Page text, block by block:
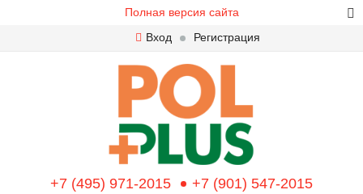
Полная версия сайта
Вход
Регистрация
+7 (495) 971-2015 +7 (901) 547-2015